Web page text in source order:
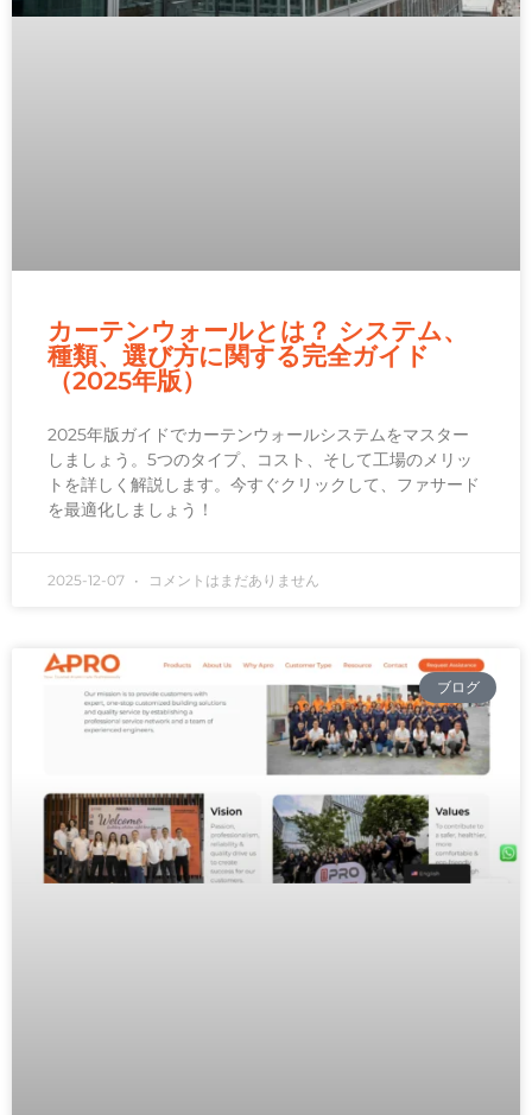
カーテンウォールとは？ システム、
種類、選び方に関する完全ガイド
（2025年版）
2025年版ガイドでカーテンウォールシステムをマスター
しましょう。5つのタイプ、コスト、そして工場のメリッ
トを詳しく解説します。今すぐクリックして、ファサード
を最適化しましょう！
2025-12-07 コメントはまだありません
ブログ